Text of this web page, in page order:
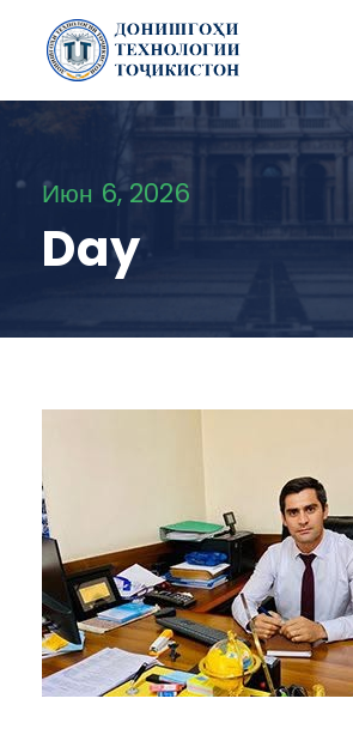
Июн 6, 2026
Day